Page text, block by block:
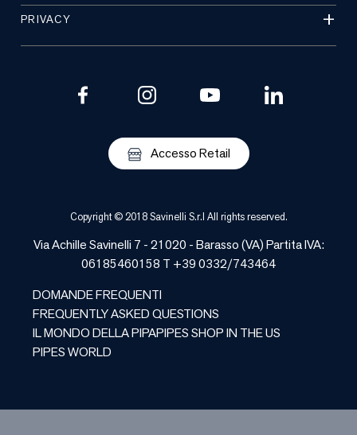
PRIVACY
Accesso Retail
Copyright © 2018 Savinelli S.r.l All rights reserved.
Via Achille Savinelli 7 - 21020 -Barasso(VA) Partita IVA:
06185460158 T +39 0332/743464
DOMANDE FREQUENTI
FREQUENTLY ASKED QUESTIONS
IL MONDO DELLA PIPAPIPES SHOP IN THE US
PIPES WORLD